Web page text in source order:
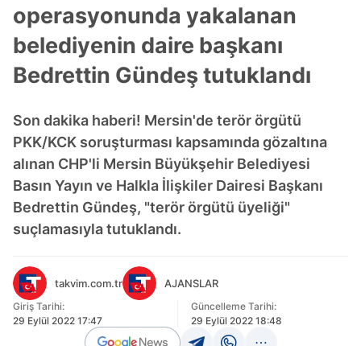
operasyonunda yakalanan
belediyenin daire başkanı
Bedrettin Gündeş tutuklandı
Son dakika haberi! Mersin'de terör örgütü
PKK/KCK soruşturması kapsamında gözaltına
alınan CHP'li Mersin Büyükşehir Belediyesi
Basın Yayın ve Halkla İlişkiler Dairesi Başkanı
Bedrettin Gündeş, "terör örgütü üyeliği"
suçlamasıyla tutuklandı.
takvim.com.tr AJANSLAR
Giriş Tarihi:
29 Eylül 2022 17:47
Güncelleme Tarihi:
29 Eylül 2022 18:48